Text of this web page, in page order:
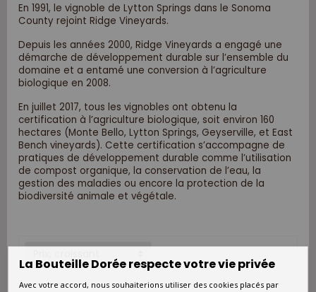
En 1991, le vignoble de Lytton Springs dans le Sonoma
County rejoint Ridge Vineyards.
Depuis les années 2000, Ridge Vineyards a engagé une
démarche de développement durable sur l’ensemble du
domaine et a entamé une conversion à l’agriculture
biologique en 2008.
En juillet 2017, tous les vignobles ont obtenu la
certification à l’agriculture biologique, soit environ 160
hectares (Monte Bello, Lytton Springs, Geyserville, et East
Bench vineyards). Cette certification s’accompagne de
pratiques de développement durable comme l’utilisation
de compost organique, la conservation de l’eau, la
gestion des maladies ou encore la protection de la
biodiversité animale et végétale.
La Bouteille Dorée respecte votre vie privée
Avec votre accord, nous souhaiterions utiliser des cookies placés par